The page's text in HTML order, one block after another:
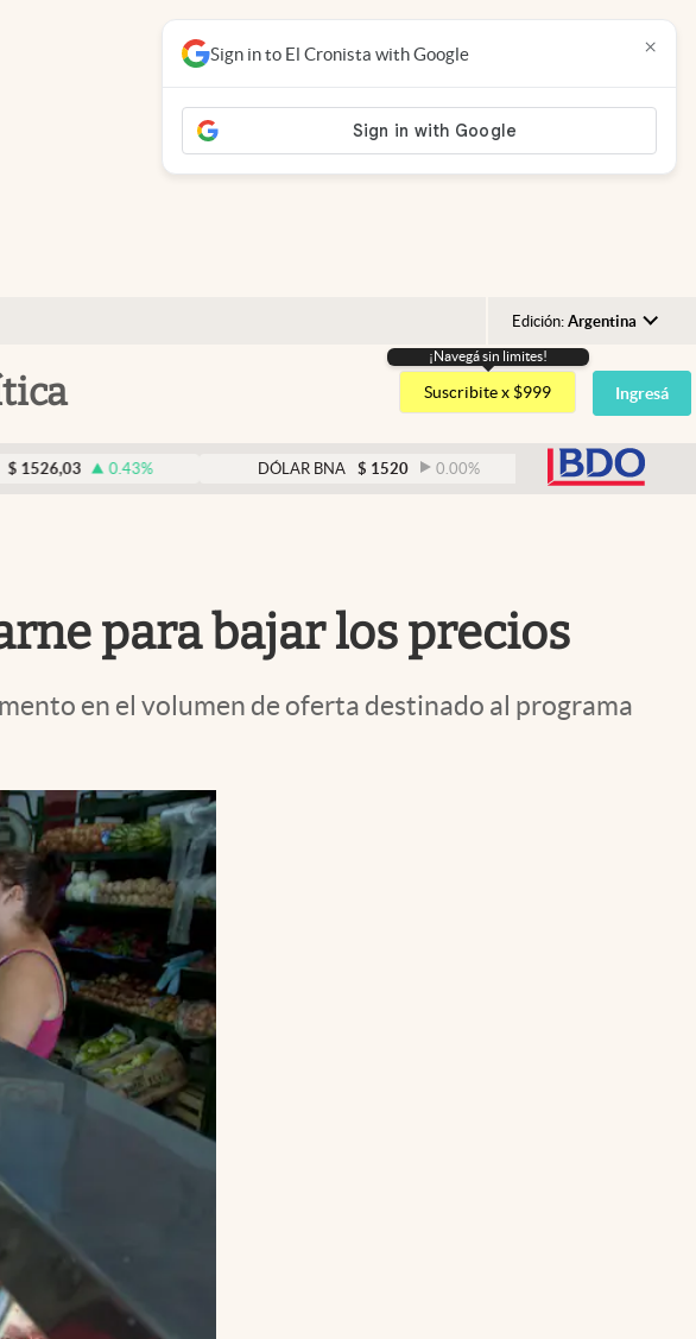
Edición: Argentina
Argentina
España
USA
¡Navegá sin limites!
Suscribite x $999 Ingresá
0.43% DÓLAR BNA $ 1520 0.00% DÓLAR BLUE $
Sign in to El Cronista with Google ×
para bajar los precios
en el volumen de oferta destinado al programa